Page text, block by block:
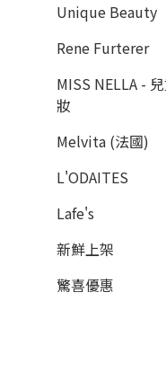
Unique Beauty
Rene Furterer
MISS NELLA -
妝
Melvita (法國)
L'ODAITES
Lafe's
新鮮上架
驚喜優惠